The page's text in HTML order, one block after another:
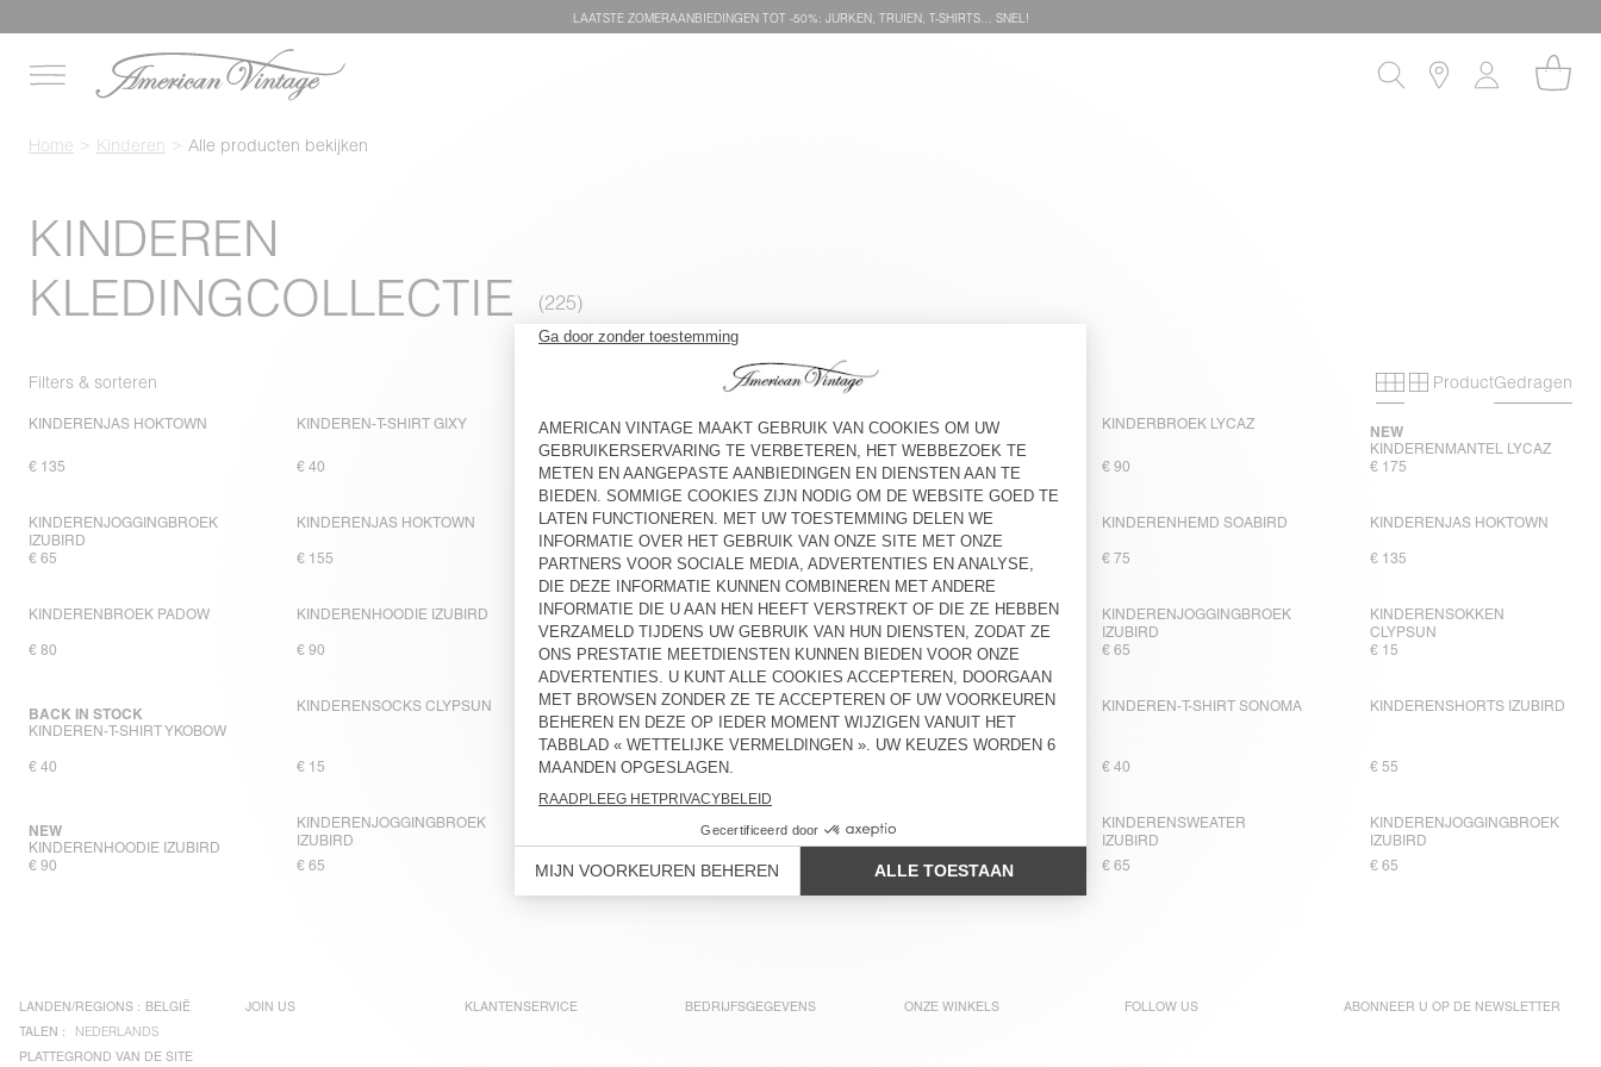
LAATSTE ZOMERAANBIEDINGEN TOT -50%: JURKEN, TRUIEN, T-SHIRTS… SNEL!
Home Kinderen Alle producten bekijken
KINDEREN
KLEDINGCOLLECTIE
Filters & sorteren Primary grid
Secondary grid
ProductGedragen
KINDERENJAS HOKTOWN
€ 135
KINDEREN-T-SHIRT GIXY
€ 40
KINDERENSOCKS CLYPSUN
€ 15
KINDEREN-T-SHIRT GIXY
€ 55
KINDERBROEK LYCAZ
€ 90
KINDERENMANTEL LYCAZ
NEW
€ 175
KINDERENJOGGINGBROEK
IZUBIRD
€ 65
KINDERENJAS HOKTOWN
€ 155
KINDERENHEMD PADOW
€ 85
KINDERENHOODIE IZUBIRD
€ 90
KINDERENHEMD SOABIRD
€ 75
KINDERENJAS HOKTOWN
€ 135
KINDERENBROEK PADOW
€ 80
KINDERENHOODIE IZUBIRD
€ 90
KINDERENHEMD PADOW
€ 85
KINDERENSWEATER
IZUBIRD
€ 65
KINDERENJOGGINGBROEK
IZUBIRD
€ 65
KINDERENSOKKEN
CLYPSUN
€ 15
KINDEREN-T-SHIRT YKOBOW
BACK IN STOCK
€ 40
KINDERENSOCKS CLYPSUN
€ 15
KINDERENSWEATER
IZUBIRD
BACK IN STOCK
€ 65
KINDERENBROEK PADOW KINDEREN-T-SHIRT SONOMA
€ 40
KINDERENSHORTS IZUBIRD
€ 55
KINDERENHOODIE IZUBIRD
NEW
€ 90
KINDERENJOGGINGBROEK
IZUBIRD
€ 65
KINDERENJOGGINGBROEK
€ 65
KINDERENSOCKS CLYPSUN
KINDERENSWEATER
IZUBIRD
€ 65
KINDERENJOGGINGBROEK
IZUBIRD
€ 65
LANDEN/REGIONS : BELGIË
TALEN :
NEDERLANDS
PLATTEGROND VAN DE SITE
JOIN US KLANTENSERVICE BEDRIJFSGEGEVENS ONZE WINKELS FOLLOW US ABONNEER U OP DE NEWSLETTER